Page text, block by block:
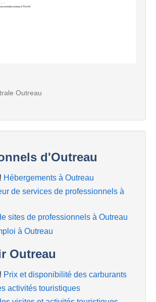
Outreau
d'Outreau
Hébergements à Outreau
de services de professionnels à
sites de professionnels à Outreau
à Outreau
Outreau
Prix et disponibilité des carburants
activités touristiques